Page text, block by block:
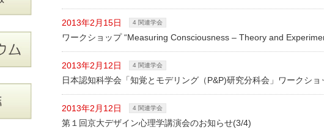
2013年2月15日 4 関連学会
ワークショップ “Measuring Consciousness – Theory and
2013年2月12日 4 関連学会
日本認知科学会「知覚とモデリング（P&P)研究分科会」ワークショ
2013年2月12日 4 関連学会
第１回京大デザイン心理学講演会のお知らせ(3/4)